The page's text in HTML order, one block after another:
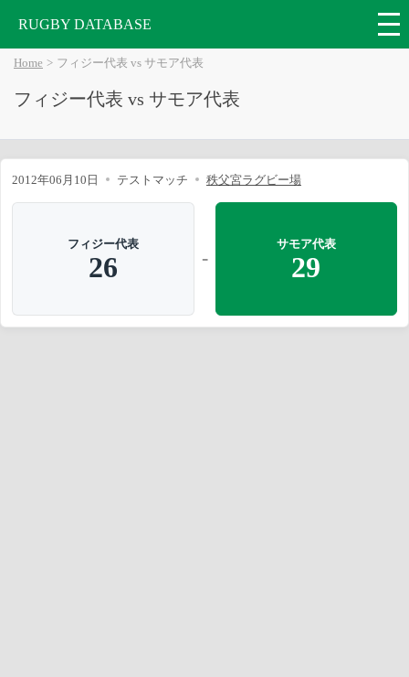
RUGBY DATABASE
Home フィジー代表 vs サモア代表
フィジー代表 vs サモア代表
2012年06月10日 テストマッチ 秩父宮ラグビー場
フィジー代表
26 -
サモア代表
29